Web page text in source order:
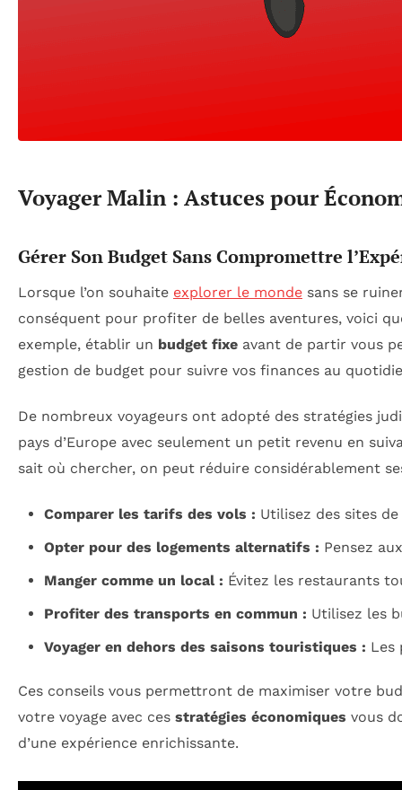
Voyager Malin : Astuces pour
Gérer Son Budget Sans Compromettre
Lorsque l’on souhaite explorer le monde sans se
conséquent pour profiter de belles aventures, voici
exemple, établir un budget fixe avant de partir vous
gestion de budget pour suivre vos finances au
De nombreux voyageurs ont adopté des stratégies
pays d’Europe avec seulement un petit revenu en
sait où chercher, on peut réduire considérablement
Comparer les tarifs des vols : Utilisez des sites
Opter pour des logements alternatifs : Pensez
Manger comme un local : Évitez les restaurants
Profiter des transports en commun : Utilisez les
Voyager en dehors des saisons touristiques : Les
Ces conseils vous permettront de maximiser votre
votre voyage avec ces stratégies économiques vous
d’une expérience enrichissante.